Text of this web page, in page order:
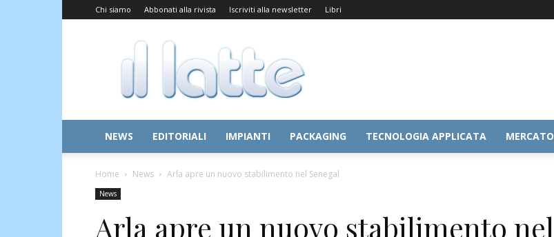
Chi siamo Abbonati alla rivista Iscriviti alla newsletter Libri
Il
Latte
NEWS EDITORIALI IMPIANTI PACKAGING TECNOLOGIA APPLICATA MERCATO
Home News Arla apre un nuovo stabilimento nel Senegal
News
Arla apre un nuovo stabilimento nel